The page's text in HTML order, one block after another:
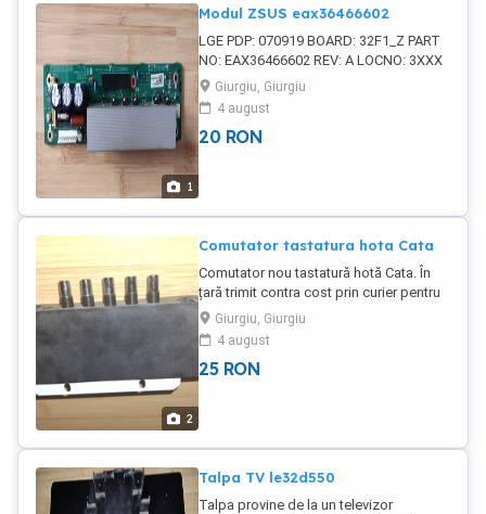
1
Modul ZSUS eax36466602
LGE PDP: 070919 BOARD: 32F1_Z PART
NO: EAX36466602 REV: A LOCNO: 3XXX
Placa provine de la un televizor marca
LG, model 32PC51-ZB. În țară trimit
contracost prin curier pentru încă 20 lei
în plus.
Giurgiu, Giurgiu
4 august
20 RON
2
Comutator tastatura hota Cata
Comutator nou tastatură hotă Cata. În
țară trimit contra cost prin curier pentru
încă 20 lei în plus.
Giurgiu, Giurgiu
4 august
25 RON
Talpa TV le32d550
Talpa provine de la un televizor